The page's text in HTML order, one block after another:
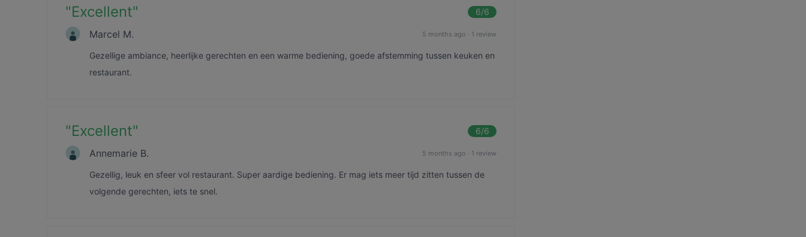
"Excellent" 6/6
Marcel M. 5 months ago · 1 review
Gezellige ambiance, heerlijke gerechten en een warme bediening, goede afstemming tussen keuken en
restaurant.
"Excellent" 6/6
Annemarie B. 5 months ago · 1 review
Gezellig, leuk en sfeer vol restaurant. Super aardige bediening. Er mag iets meer tijd zitten tussen de
volgende gerechten, iets te snel.